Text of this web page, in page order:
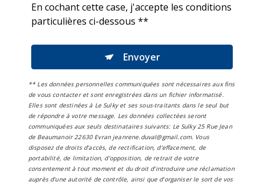
En cochant cette case, j'accepte les conditions
particulières ci-dessous **
Envoyer
** Les données personnelles communiquées sont nécessaires aux fins
de vous contacter et sont enregistrées dans un fichier informatisé.
Elles sont destinées à Le Sulky et ses sous-traitants dans le seul but
de répondre à votre message. Les données collectées seront
communiquées aux seuls destinataires suivants: Le Sulky 25 Rue Jean
de Beaumanoir 22630 Evran jeanrene.duval@gmail.com. Vous
disposez de droits d’accès, de rectification, d’effacement, de
portabilité, de limitation, d’opposition, de retrait de votre
consentement à tout moment et du droit d’introduire une réclamation
auprès d’une autorité de contrôle, ainsi que d’organiser le sort de vos